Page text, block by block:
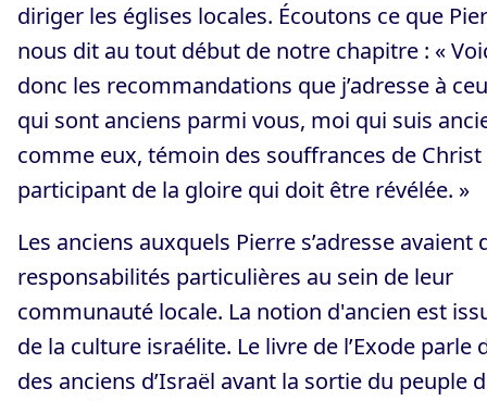
diriger les églises locales. Écoutons ce que
nous dit au tout début de notre chapitre : «
donc les recommandations que j’adresse à
qui sont anciens parmi vous, moi qui suis
comme eux, témoin des souffrances de Christ
participant de la gloire qui doit être révélée. »
Les anciens auxquels Pierre s’adresse avaient
responsabilités particulières au sein de leur
communauté locale. La notion d'ancien est
de la culture israélite. Le livre de l’Exode parle
des anciens d’Israël avant la sortie du peuple